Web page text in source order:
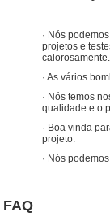
· Nós
projetos e
calorosamente.
· As vários
· Nós temos
qualidade e o
· Boa vinda
projeto.
· Nós
FAQ